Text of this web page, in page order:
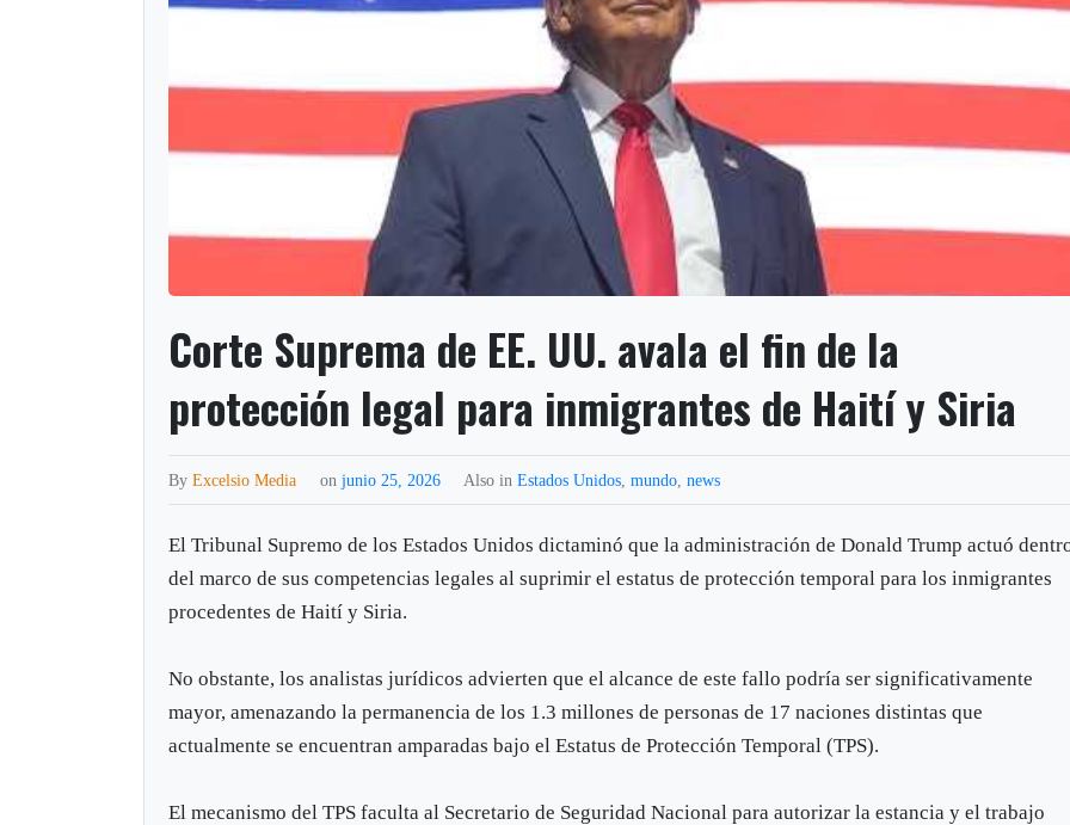
Corte Suprema de EE. UU. avala el fin de la
protección legal para inmigrantes de Haití y Siria
ByExcelsio Media onjunio 25, 2026 Also inEstados Unidos ,mundo ,news
El Tribunal Supremo de los Estados Unidos dictaminó que la administración de Donald Trump actuó
del marco de sus competencias legales al suprimir el estatus de protección temporal para los inmigrantes
procedentes de Haití y Siria.
No obstante, los analistas jurídicos advierten que el alcance de este fallo podría ser significativamente
mayor, amenazando la permanencia de los 1.3 millones de personas de 17 naciones distintas que
actualmente se encuentran amparadas bajo el Estatus de Protección Temporal (TPS).
El mecanismo del TPS faculta al Secretario de Seguridad Nacional para autorizar la estancia y el trabajo